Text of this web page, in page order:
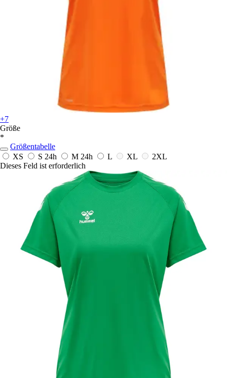
+7
Größe
*
Größentabelle
XS
S 24h M 24h L XL
2XL
Dieses Feld ist erforderlich